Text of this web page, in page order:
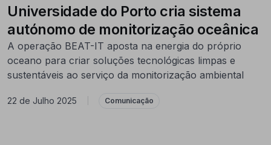
Universidade do Porto cria sistema
autónomo de monitorização oceânica
A operação BEAT-IT aposta na energia do próprio
oceano para criar soluções tecnológicas limpas e
sustentáveis ao serviço da monitorização ambiental
22 de Julho 2025 Comunicação